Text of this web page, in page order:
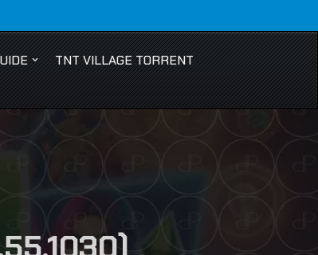
TNT VILLAGE TORRENT